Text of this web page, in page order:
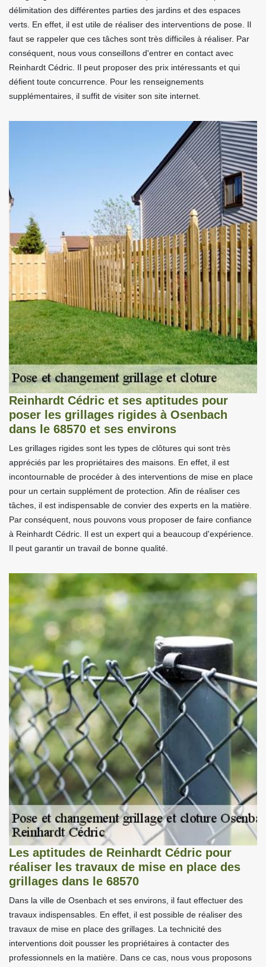
délimitation des différentes parties des jardins et des espaces
verts. En effet, il est utile de réaliser des interventions de pose. Il
faut se rappeler que ces tâches sont très difficiles à réaliser. Par
conséquent, nous vous conseillons d'entrer en contact avec
Reinhardt Cédric. Il peut proposer des prix intéressants et qui
défient toute concurrence. Pour les renseignements
supplémentaires, il suffit de visiter son site internet.
Reinhardt Cédric et ses aptitudes pour
poser les grillages rigides à Osenbach
dans le 68570 et ses environs
Les grillages rigides sont les types de clôtures qui sont très
appréciés par les propriétaires des maisons. En effet, il est
incontournable de procéder à des interventions de mise en place
pour un certain supplément de protection. Afin de réaliser ces
tâches, il est indispensable de convier des experts en la matière.
Par conséquent, nous pouvons vous proposer de faire confiance
à Reinhardt Cédric. Il est un expert qui a beaucoup d'expérience.
Il peut garantir un travail de bonne qualité.
Les aptitudes de Reinhardt Cédric pour
réaliser les travaux de mise en place des
grillages dans le 68570
Dans la ville de Osenbach et ses environs, il faut effectuer des
travaux indispensables. En effet, il est possible de réaliser des
travaux de mise en place des grillages. La technicité des
interventions doit pousser les propriétaires à contacter des
professionnels en la matière. Dans ce cas, nous vous proposons